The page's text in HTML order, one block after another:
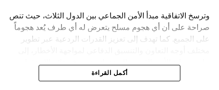
وترسخ الاتفاقية مبدأ الأمن الجماعي بين الدول الثلاث، حيث تنص
صراحة على أن أي هجوم مسلح يتعرض له أي طرف يُعد هجوماً
على الجميع. كما تهدف إلى تعزيز القدرات الردعية عبر تطوير
والسلام في المنطقة والعالم.أكمل القراءة